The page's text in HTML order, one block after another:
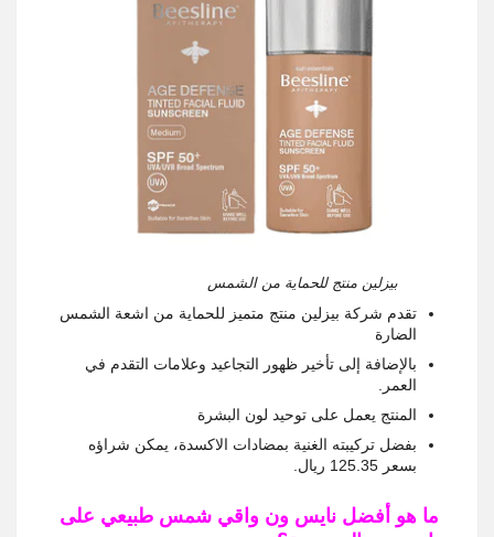
بيزلين منتج للحماية من الشمس
تقدم شركة بيزلين منتج متميز للحماية من اشعة الشمس
الضارة
بالإضافة إلى تأخير ظهور التجاعيد وعلامات التقدم في
العمر.
المنتج يعمل على توحيد لون البشرة
بفضل تركيبته الغنية بمضادات الاكسدة، يمكن شراؤه
بسعر 125.35 ريال.
ما هو أفضل نايس ون واقي شمس طبيعي على